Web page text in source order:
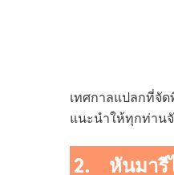
เทศกาลแปลกที่จั
แนะนำให้ทุกท่าน
2. หันมารีไ